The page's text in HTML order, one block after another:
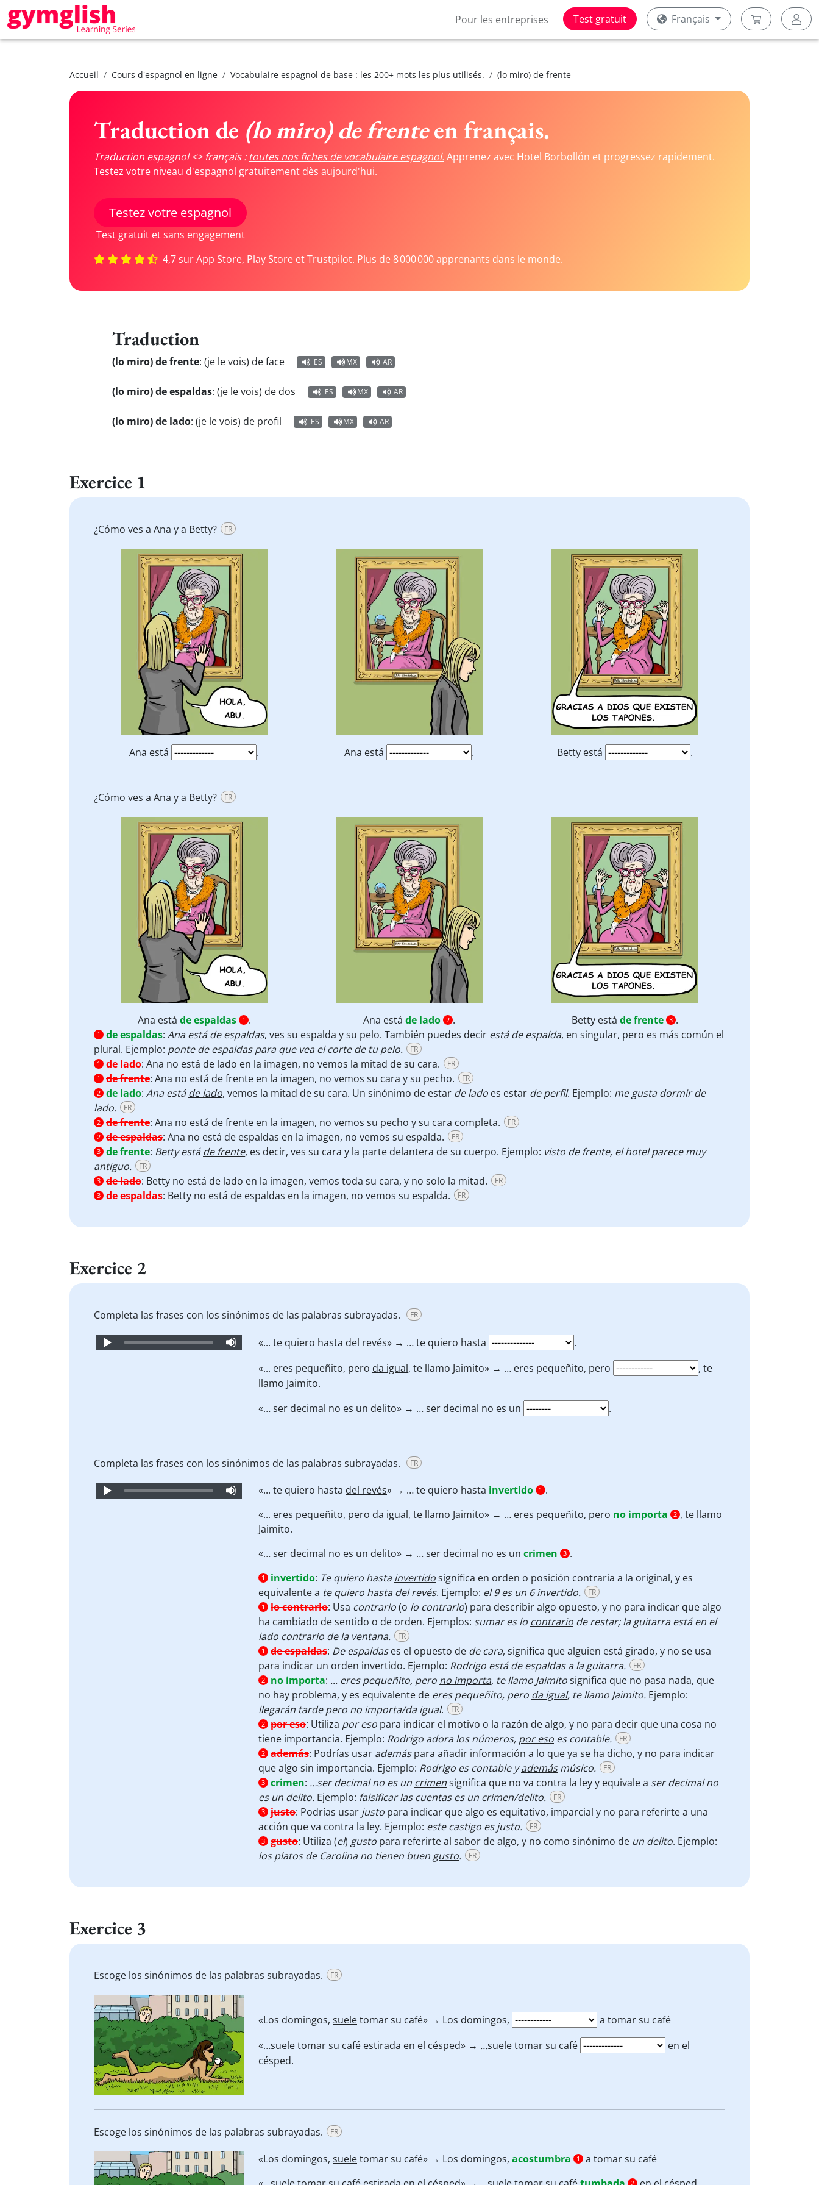
Pour les entreprises Test gratuit Français
Accueil Cours d'espagnol en ligne Vocabulaire espagnol de base : les 200+ mots les plus utilisés. (lo miro) de frente
Traduction de (lo miro) de frenteen français.
Traduction espagnol <> français : toutes nos fiches de vocabulaire espagnol.Apprenez avec Hotel Borbollón et progressez rapidement.
Testez votre niveau d'espagnol gratuitement dès aujourd'hui.
Testez votre espagnol
Test gratuit et sans engagement
4,7 sur App Store, Play Store et Trustpilot. Plus de 8 000 000 apprenants dans le monde.
Traduction
(lo miro) de frente: (je le vois) de face ES MX AR
(lo miro) de espaldas: (je le vois) de dos ES MX AR
(lo miro) de lado: (je le vois) de profil ES MX AR
Exercice 1
¿Cómo ves a Ana y a Betty? FR
Ana está . Ana está . Betty está .
¿Cómo ves a Ana y a Betty? FR
Ana está de espaldas 1 . Ana estáde lado 2 . Betty está de frente 3 .
1 de espaldas: Ana estáde espaldas, ves su espalda y su pelo. También puedes decir está de espalda, en singular, pero es más común el
plural. Ejemplo: ponte de espaldas para que vea el corte de tu pelo. FR
1 de lado: Ana no está de lado en la imagen, no vemos la mitad de su cara. FR
1 de frente: Ana no está de frente en la imagen, no vemos su cara y su pecho. FR
2 de lado: Ana estáde lado, vemos la mitad de su cara. Un sinónimo de estar de lado es estar de perfil. Ejemplo: me gusta dormir de
lado.
FR
2 de frente: Ana no está de frente en la imagen, no vemos su pecho y su cara completa. FR
2 de espaldas: Ana no está de espaldas en la imagen, no vemos su espalda. FR
3 de frente: Betty estáde frente, es decir, ves su cara y la parte delantera de su cuerpo. Ejemplo: visto de frente, el hotel parece muy
antiguo.
FR
3 de lado: Betty no está de lado en la imagen, vemos toda su cara, y no solo la mitad. FR
3 de espaldas: Betty no está de espaldas en la imagen, no vemos su espalda. FR
Exercice 2
Completa las frases con los sinónimos de las palabras subrayadas. FR
Audio
«... te quiero hasta del revés» → … te quiero hasta
.
«... eres pequeñito, pero da igual, te llamo Jaimito» → … eres pequeñito, pero
, te
llamo Jaimito.
«… ser decimal no es un delito» → … ser decimal no es un .
Completa las frases con los sinónimos de las palabras subrayadas. FR
Audio
«... te quiero hasta del revés» → … te quiero hasta invertido 1 .
«... eres pequeñito, pero da igual, te llamo Jaimito» → … eres pequeñito, pero no importa 2 , te llamo
Jaimito.
«… ser decimal no es un delito» → … ser decimal no es un crimen 3 .
1 invertido: Te quiero hastainvertidosignifica en orden o posición contraria a la original, y es
equivalente a te quiero hastadel revés. Ejemplo: el 9 es un 6invertido. FR
1 lo contrario: Usa contrario(o lo contrario) para describir algo opuesto, y no para indicar que algo
ha cambiado de sentido o de orden. Ejemplos: sumar es lo contrario de restar; la guitarra está en el
lado contrario de la ventana. FR
1 de espaldas: De espaldases el opuesto de de cara, significa que alguien está girado, y no se usa
para indicar un orden invertido. Ejemplo: Rodrigo estáde espaldasa la guitarra. FR
2 no importa: ... eres pequeñito, pero no importa, te llamo Jaimitosignifica que no pasa nada, que
no hay problema, y es equivalente de eres pequeñito, pero da igual, te llamo Jaimito. Ejemplo:
llegarán tarde pero no importa/da igual. FR
2 por eso: Utiliza por eso para indicar el motivo o la razón de algo, y no para decir que una cosa no
tiene importancia. Ejemplo: Rodrigo adora los números, por eso es contable. FR
2 además: Podrías usar ademáspara añadir información a lo que ya se ha dicho, y no para indicar
que algo sin importancia. Ejemplo: Rodrigo es contable yademásmúsico. FR
3 crimen: …ser decimal no es un crimensignifica que no va contra la ley y equivale a ser decimal no
es un delito. Ejemplo: falsificar las cuentas es un crimen/delito. FR
3 justo: Podrías usar justo para indicar que algo es equitativo, imparcial y no para referirte a una
acción que va contra la ley. Ejemplo: este castigo esjusto. FR
3 gusto: Utiliza (el) gusto para referirte al sabor de algo, y no como sinónimo de un delito. Ejemplo:
los platos de Carolina no tienen buen gusto. FR
Exercice 3
Escoge los sinónimos de las palabras subrayadas. FR
«Los domingos, sueletomar su café» → Los domingos,
a tomar su café
«…suele tomar su café estirada en el césped» → …suele tomar su café
en el
césped.
Escoge los sinónimos de las palabras subrayadas. FR
«Los domingos, sueletomar su café» → Los domingos, acostumbra 1
a tomar su café
2